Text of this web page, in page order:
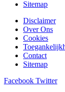
Sitemap
Disclaimer
Over Ons
Cookies
Contact
Sitemap
Facebook Twitter